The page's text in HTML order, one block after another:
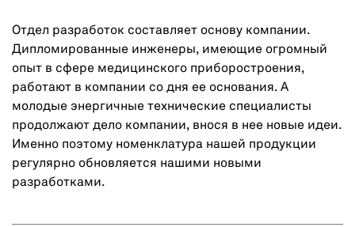
Отдел разработок составляет основу компании.
Дипломированные инженеры, имеющие огромный
опыт в сфере медицинского приборостроения,
работают в компании со дня ее основания. А
молодые энергичные технические специалисты
продолжают дело компании, внося в нее новые идеи.
Именно поэтому номенклатура нашей продукции
регулярно обновляется нашими новыми
разработками.